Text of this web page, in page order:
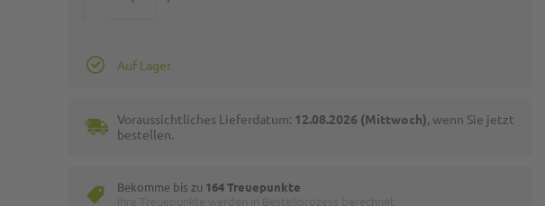
Auf Lager
Voraussichtliches Lieferdatum: 12.08.2026 (Mittwoch), wenn Sie jetzt
bestellen.
Bekomme bis zu 164 Treuepunkte